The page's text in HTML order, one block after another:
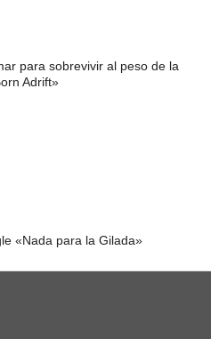
para sobrevivir al peso de la
Adrift»
«Nada para la Gilada»